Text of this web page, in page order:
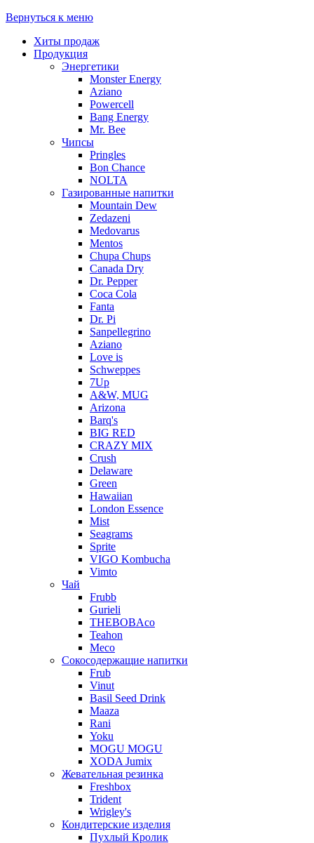
Вернуться к меню
Хиты продаж
Продукция
Энергетики
Monster Energy
Aziano
Powercell
Bang Energy
Mr. Bee
Чипсы
Pringles
Bon Chance
NOLTA
Газированные напитки
Mountain Dew
Zedazeni
Medovarus
Mentos
Chupa Chups
Canada Dry
Dr. Pepper
Coca Cola
Fanta
Dr. Pi
Sanpellegrino
Aziano
Love is
Schweppes
7Up
A&W, MUG
Arizona
Barq's
BIG RED
CRAZY MIX
Crush
Delaware
Green
Hawaiian
London Essence
Mist
Seagrams
Sprite
VIGO Kombucha
Vimto
Чай
Frubb
Gurieli
THEBOBAco
Teahon
Meco
Сокосодержащие напитки
Frub
Vinut
Basil Seed Drink
Maaza
Rani
Yoku
MOGU MOGU
XODA Jumix
Жевательная резинка
Freshbox
Trident
Wrigley's
Кондитерские изделия
Пухлый Кролик